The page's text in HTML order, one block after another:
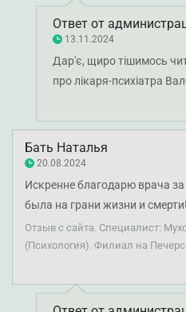
Ответ от
13.11.2024
Дар'є, щиро тішимось
про лікаря-психіатра
Бать Наталья
20.08.2024
Искренне благодарю врача
была на грани жизни и
тревога постепенно исчезла,
вообще забыла) С Андреем
расстройства и
Отзыв с сайта. Специалист:
(Психология). Филиал на